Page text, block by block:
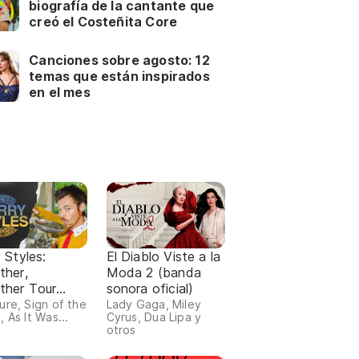
biografía de la cantante que
creó el Costeñita Core
Canciones sobre agosto: 12
temas que están inspirados
en el mes
Styles:
Tour
completo)
Sign of the
As It Was...
El Diablo Viste a la
Moda 2 (banda
sonora oficial)
Lady Gaga, Miley
Cyrus, Dua Lipa y
otros